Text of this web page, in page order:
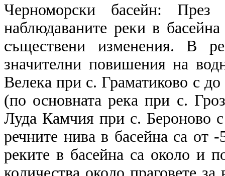
Черноморски басейн: През
наблюдаваните реки в
съществени изменения. В
значителни повишения на
Велека при с. Граматиково с
(по основната река при с.
Луда Камчия при с. Бероново
речните нива в басейна са от
реките в басейна са около и